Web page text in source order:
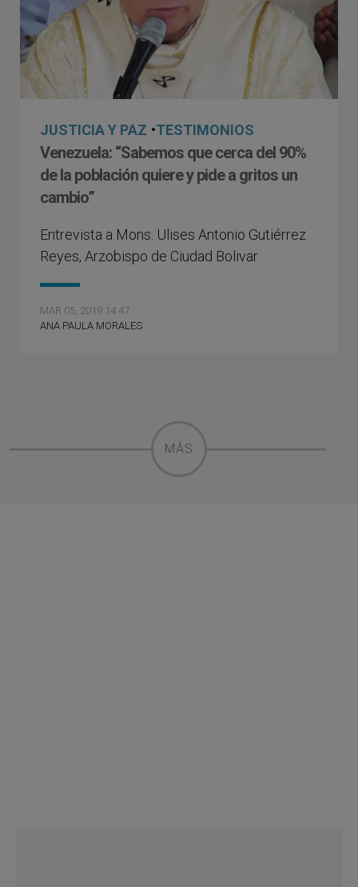
JUSTICIA Y PAZ •TESTIMONIOS
Venezuela: “Sabemos que cerca del 90%
de la población quiere y pide a gritos un
cambio”
Entrevista a Mons. Ulises Antonio Gutiérrez
Reyes, Arzobispo de Ciudad Bolivar
MAR 05, 2019 14:47
ANA PAULA MORALES
MÁS